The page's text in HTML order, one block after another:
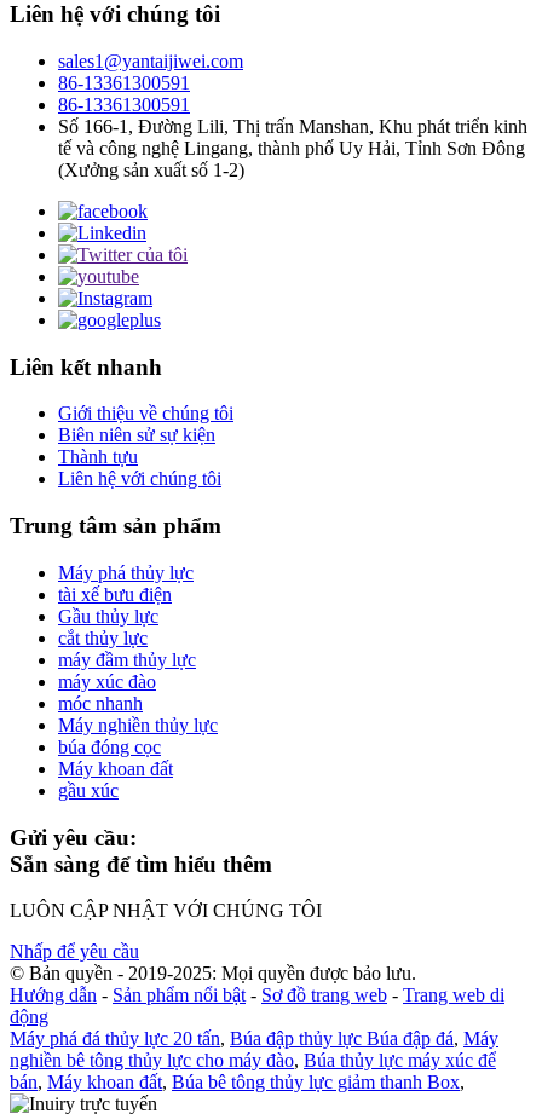
Liên hệ với chúng tôi
sales1@yantaijiwei.com
86-13361300591
86-13361300591
Số 166-1, Đường Lili, Thị trấn Manshan, Khu phát triển kinh
tế và công nghệ Lingang, thành phố Uy Hải, Tỉnh Sơn Đông
(Xưởng sản xuất số 1-2)
Liên kết nhanh
Giới thiệu về chúng tôi
Biên niên sử sự kiện
Thành tựu
Liên hệ với chúng tôi
Trung tâm sản phẩm
Máy phá thủy lực
tài xế bưu điện
Gầu thủy lực
cắt thủy lực
máy đầm thủy lực
máy xúc đào
móc nhanh
Máy nghiền thủy lực
búa đóng cọc
Máy khoan đất
gầu xúc
Gửi yêu cầu:
Sẵn sàng để tìm hiểu thêm
LUÔN CẬP NHẬT VỚI CHÚNG TÔI
Nhấp để yêu cầu
© Bản quyền - 2019-2025: Mọi quyền được bảo lưu.
Hướng dẫn - Sản phẩm nổi bật - Sơ đồ trang web - Trang web di
động
Máy phá đá thủy lực 20 tấn, Búa đập thủy lực Búa đập đá, Máy
nghiền bê tông thủy lực cho máy đào, Búa thủy lực máy xúc để
bán, Máy khoan đất, Búa bê tông thủy lực giảm thanh Box,